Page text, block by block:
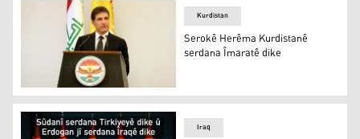
Nêçîrvan Barzanî
Kurdistan
Serokê Herêma Kurdistanê
serdana Îmaratê dike
Iraq